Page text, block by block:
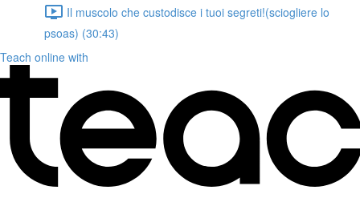
Il muscolo che custodisce i tuoi segreti!(sciogliere lo
psoas) (30:43)
Teach online with